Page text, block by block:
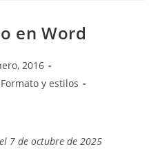
en Word
2016
Formato y estilos
7 de octubre de 2025